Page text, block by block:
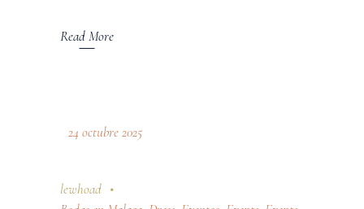
Read More
24 octubre 2025
lewhoad